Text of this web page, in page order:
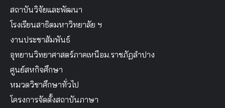
สถาบันวิจัยและพัฒนา
โรงเรียนสาธิตมหาวิทยาลัย ฯ
งานประชาสัมพันธ์
อุทยานวิทยาศาสตร์ภาคเหนือม.ราชภัฏลำปาง
ศูนย์สหกิจศึกษา
หมวดวิชาศึกษาทั่วไป
โครงการจัดตั้งสถาบันภาษา